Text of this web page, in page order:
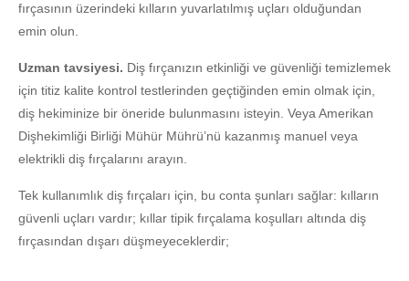
fırçasının üzerindeki kılların yuvarlatılmış uçları olduğundan
emin olun.
Uzman tavsiyesi. Diş fırçanızın etkinliği ve güvenliği temizlemek
için titiz kalite kontrol testlerinden geçtiğinden emin olmak için,
diş hekiminize bir öneride bulunmasını isteyin. Veya Amerikan
Dişhekimliği Birliği Mühür Mührü’nü kazanmış manuel veya
elektrikli diş fırçalarını arayın.
Tek kullanımlık diş fırçaları için, bu conta şunları sağlar: kılların
güvenli uçları vardır; kıllar tipik fırçalama koşulları altında diş
fırçasından dışarı düşmeyeceklerdir;